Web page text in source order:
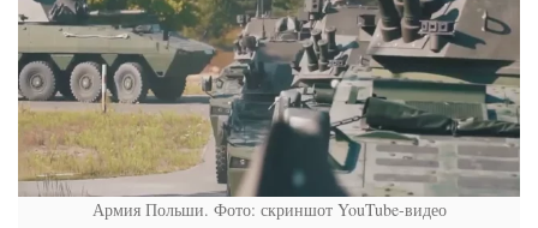
Армия Польши. Фото: скриншот YouTube-видео